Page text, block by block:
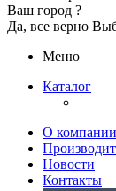
Ваш город ?
Да, все верно
Меню
Каталог
О компании
Новости
Контакты